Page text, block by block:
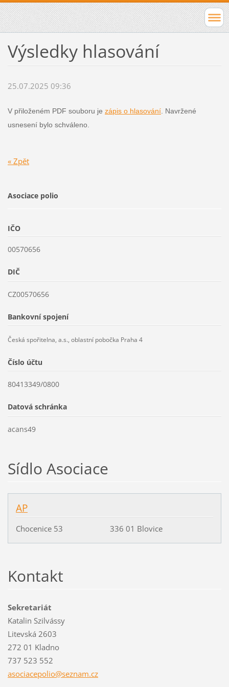
Výsledky hlasování
25.07.2025 09:36
V přiloženém PDF souboru je zápis o hlasování. Navržené
usnesení bylo schváleno.
« Zpět
Asociace polio
IČO
00570656
DIČ
CZ00570656
Bankovní spojení
Česká spořitelna, a.s., oblastní pobočka Praha 4
Číslo účtu
80413349/0800
Datová schránka
acans49
Sídlo Asociace
AP
Chocenice 53 336 01 Blovice
Kontakt
Sekretariát
Katalin Szilvássy
Litevská 2603
272 01 Kladno
737 523 552
asociacepolio@seznam.cz